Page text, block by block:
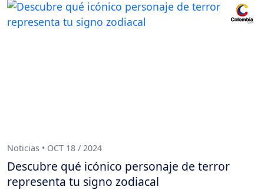
Noticias • OCT 18 / 2024
Descubre qué icónico personaje de terror
representa tu signo zodiacal